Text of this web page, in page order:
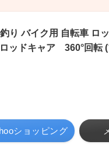
り バイク用 自転車 ロ
ッドキャア 360°回転
ショッピング